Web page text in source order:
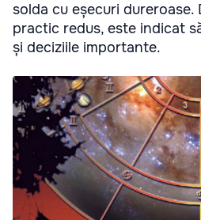
solda cu eșecuri dureroase.
practic redus, este indicat
și deciziile importante.